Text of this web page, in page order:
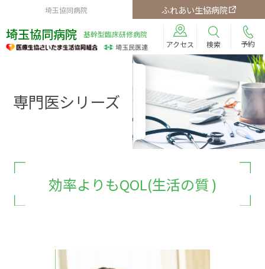
埼玉協同病院 ふれあい生協病院
埼玉協同病院
基幹型臨床研修病院
アクセス
検索 予約
専門医シリーズ
効率よりもQOL(生活の質 )